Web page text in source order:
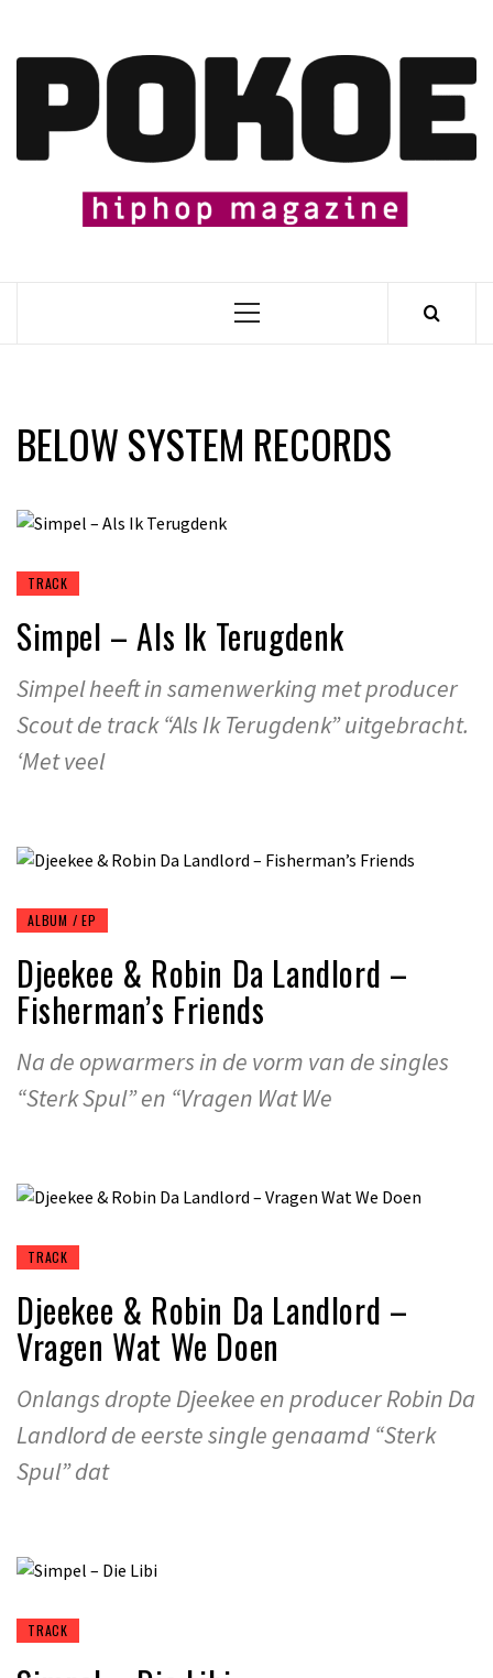
content
Primary
BELOW SYSTEM RECORDS
TRACK
Simpel – Als Ik Terugdenk
Simpel heeft in samenwerking met producer
Scout de track “Als Ik Terugdenk” uitgebracht.
‘Met veel
ALBUM / EP
Djeekee & Robin Da Landlord –
Fisherman’s Friends
Na de opwarmers in de vorm van de singles
“Sterk Spul” en “Vragen Wat We
TRACK
Djeekee & Robin Da Landlord –
Vragen Wat We Doen
Onlangs dropte Djeekee en producer Robin Da
Landlord de eerste single genaamd “Sterk
Spul” dat
TRACK